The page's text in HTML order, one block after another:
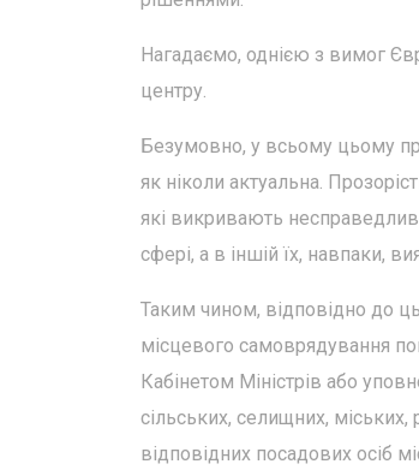
Нагадаємо, однією з вимог
центру.
Безумовно, у всьому цьому
як ніколи актуальна.
які викривають
сфері, а в іншій їх, навпаки,
Таким чином, відповідно до
місцевого самоврядування
Кабінетом Міністрів або
сільських, селищних, міських,
відповідних посадових осіб